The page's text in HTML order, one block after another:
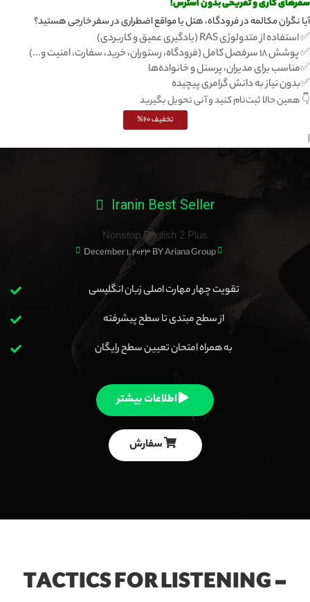
سفرهای کاری و تفریحی بدون استرس!
آیا نگران مکالمه در فرودگاه، هتل یا مواقع اضطراری در سفر خارجی هستید؟
✅ استفاده از متدولوژی RAS (یادگیری عمیق و کاربردی)
✅ پوشش ۱۸ سرفصل کامل (فرودگاه، رستوران، خرید، سفارت، امنیت و...)
✅مناسب برای مدیران، پرسنل و خانواده‌ها
✅بدون نیاز به دانش گرامری پیچیده
👇 همین حالا ثبت‌نام کنید و آنی تحویل بگیرید
تخفیف 60%
|
Iranin Best Seller
Nonstop English 2 Plus
BY Ariana Group
December 1, 2023
تقویت چهار مهارت اصلی زبان انگلیسی
از سطح مبتدی تا سطح پیشرفته
به همراه امتحان تعیین سطح رایگان
اطلاعات بیشتر
سفارش
TACTICS FOR LISTENING -